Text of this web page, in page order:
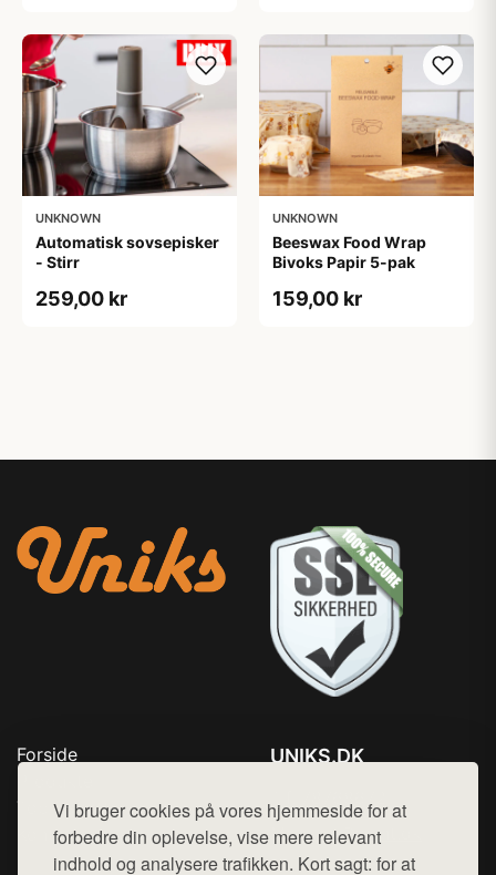
Vi bruger cookies på vores hjemmeside for at
forbedre din oplevelse, vise mere relevant
indhold og analysere trafikken. Kort sagt: for at
UNKNOWN
Automatisk sovsepisker
- Stirr
259,00 kr
UNKNOWN
Beeswax Food Wrap
Bivoks Papir 5-pak
159,00 kr
Forside
Top Rabatter
Kontakt
UNIKS.DK
Mail: hej@want.dk